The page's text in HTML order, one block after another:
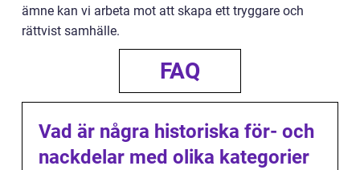
ämne kan vi arbeta mot att skapa ett tryggare och
rättvist samhälle.
FAQ
Vad är några historiska för- och
nackdelar med olika kategorier